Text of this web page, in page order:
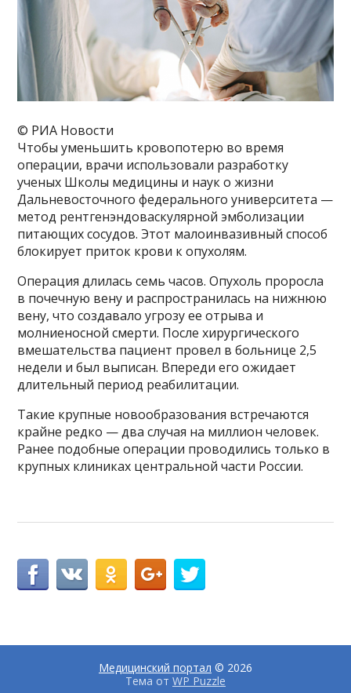
© РИА Новости
Чтобы уменьшить кровопотерю во время
операции, врачи использовали разработку
ученых Школы медицины и наук о жизни
Дальневосточного федерального университета —
метод рентгенэндоваскулярной эмболизации
питающих сосудов. Этот малоинвазивный способ
блокирует приток крови к опухолям.
Операция длилась семь часов. Опухоль проросла
в почечную вену и распространилась на нижнюю
вену, что создавало угрозу ее отрыва и
молниеносной смерти. После хирургического
вмешательства пациент провел в больнице 2,5
недели и был выписан. Впереди его ожидает
длительный период реабилитации.
Такие крупные новообразования встречаются
крайне редко — два случая на миллион человек.
Ранее подобные операции проводились только в
крупных клиниках центральной части России.
Медицинский портал © 2026
Тема от WP Puzzle